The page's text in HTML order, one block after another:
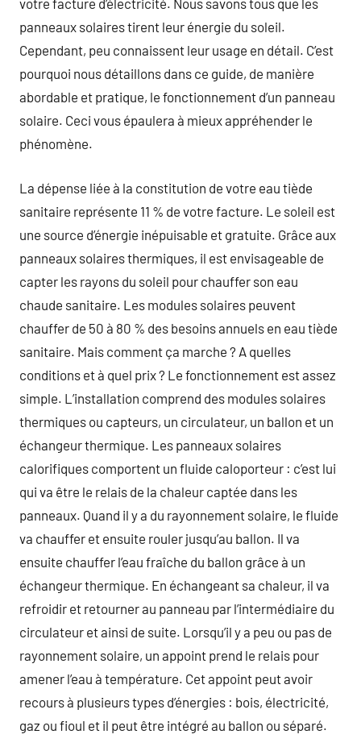
votre facture d’électricité. Nous savons tous que les
panneaux solaires tirent leur énergie du soleil.
Cependant, peu connaissent leur usage en détail. C’est
pourquoi nous détaillons dans ce guide, de manière
abordable et pratique, le fonctionnement d’un panneau
solaire. Ceci vous épaulera à mieux appréhender le
phénomène.
La dépense liée à la constitution de votre eau tiède
sanitaire représente 11 % de votre facture. Le soleil est
une source d’énergie inépuisable et gratuite. Grâce aux
panneaux solaires thermiques, il est envisageable de
capter les rayons du soleil pour chauffer son eau
chaude sanitaire. Les modules solaires peuvent
chauffer de 50 à 80 % des besoins annuels en eau tiède
sanitaire. Mais comment ça marche ? A quelles
conditions et à quel prix ? Le fonctionnement est assez
simple. L’installation comprend des modules solaires
thermiques ou capteurs, un circulateur, un ballon et un
échangeur thermique. Les panneaux solaires
calorifiques comportent un fluide caloporteur : c’est lui
qui va être le relais de la chaleur captée dans les
panneaux. Quand il y a du rayonnement solaire, le fluide
va chauffer et ensuite rouler jusqu’au ballon. Il va
ensuite chauffer l’eau fraîche du ballon grâce à un
échangeur thermique. En échangeant sa chaleur, il va
refroidir et retourner au panneau par l’intermédiaire du
circulateur et ainsi de suite. Lorsqu’il y a peu ou pas de
rayonnement solaire, un appoint prend le relais pour
amener l’eau à température. Cet appoint peut avoir
recours à plusieurs types d’énergies : bois, électricité,
gaz ou fioul et il peut être intégré au ballon ou séparé.